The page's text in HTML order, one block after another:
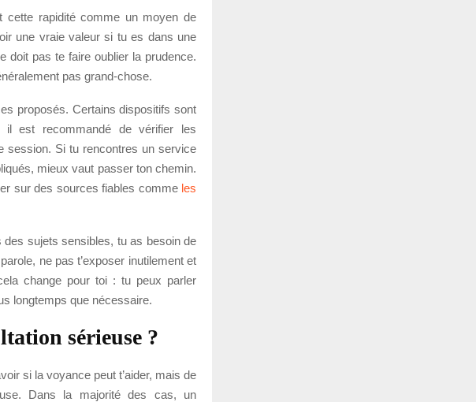
cette rapidité comme un moyen de
une vraie valeur si tu es dans une
doit pas te faire oublier la prudence.
pas grand-chose.
proposés. Certains dispositifs sont
il est recommandé de vérifier les
session. Si tu rencontres un service
mieux vaut passer ton chemin.
sur des sources fiables comme les
des sujets sensibles, tu as besoin de
ne pas t’exposer inutilement et
change pour toi : tu peux parler
longtemps que nécessaire.
sérieuse ?
si la voyance peut t’aider, mais de
Dans la majorité des cas, un